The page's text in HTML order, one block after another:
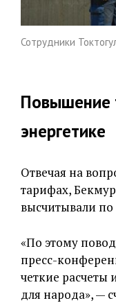
Сотрудники
Повышение
энергетике
Отвечая на
тарифах,
высчитывали
«По этому
пресс-
четкие
для народа», —